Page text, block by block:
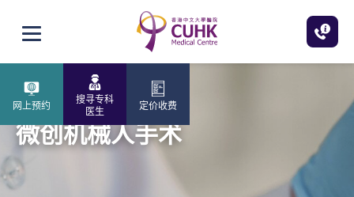
打开选单
网上预约
搜寻专科
医生
定价收费
微创机械人手术